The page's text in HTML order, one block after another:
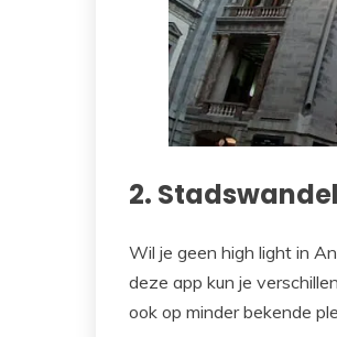
2.
Wil je geen high light in
deze app kun je
ook op minder bekende